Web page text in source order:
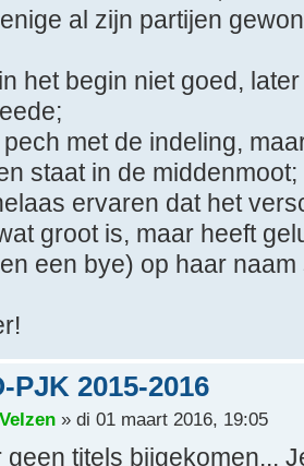
al zijn partijen
het begin niet goed,
met de indeling,
staat in de middenmoot;
ervaren dat het
groot is, maar heeft
een bye) op haar naam
PJK 2015-2016
» di 01 maart 2016, 19:05
geen titels bijgekomen...